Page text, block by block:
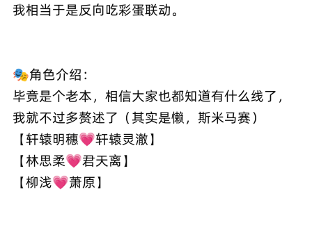
我相当于是反向吃彩蛋联动。
🎭角色介绍：
毕竟是个老本，相信大家也都知道有什么线了，
我就不过多赘述了（其实是懒，斯米马赛）
【轩辕明穗💗轩辕灵澈】
【林思柔💗君天离】
【柳浅💗萧原】